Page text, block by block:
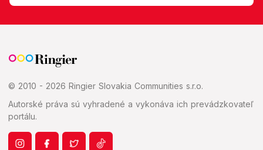
© 2010 - 2026 Ringier Slovakia Communities s.r.o.
Autorské práva sú vyhradené a vykonáva ich prevádzkovateľ
portálu.